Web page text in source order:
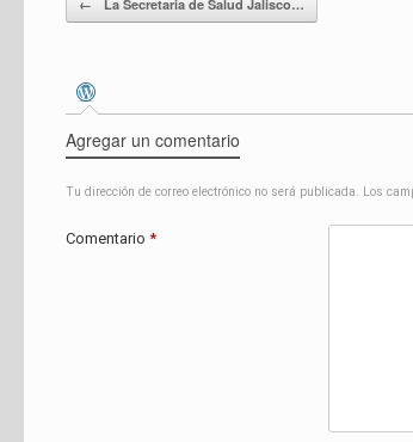
← La Secretaria de Salud Jalisco…
Agregar un comentario
Tu dirección de correo electrónico no será publicada. Los
Comentario *